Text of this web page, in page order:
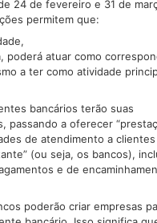
24 de fevereiro e 31 de
permitem que:
poderá atuar como
a ter como atividade
bancários terão suas
passando a oferecer
de atendimento a
(ou seja, os bancos),
e de
poderão criar empresas